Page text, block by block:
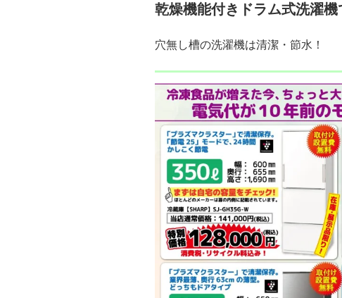
乾燥機能付きドラム式洗濯機
穴無し槽の洗濯機は清潔・節水！